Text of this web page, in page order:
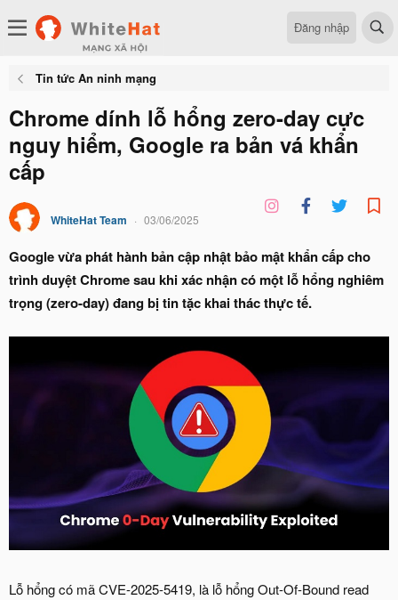
Đăng nhập
Tin tức An ninh mạng
Chrome dính lỗ hổng zero-day cực
nguy hiểm, Google ra bản vá khẩn
cấp
WhiteHat Team 03/06/2025
Google vừa phát hành bản cập nhật bảo mật khẩn cấp cho
trình duyệt Chrome sau khi xác nhận có một lỗ hổng nghiêm
trọng (zero-day) đang bị tin tặc khai thác thực tế.
Lỗ hổng có mã CVE-2025-5419, là lỗ hổng Out-Of-Bound read